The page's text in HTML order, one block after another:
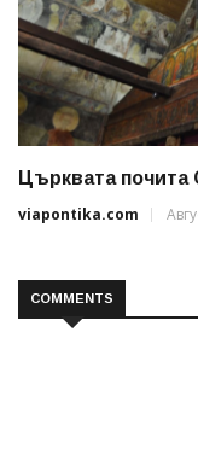
Църквата почита
viapontika.com
COMMENTS